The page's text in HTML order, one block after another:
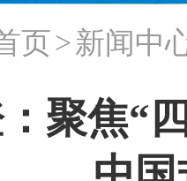
页>新闻中
聚焦“